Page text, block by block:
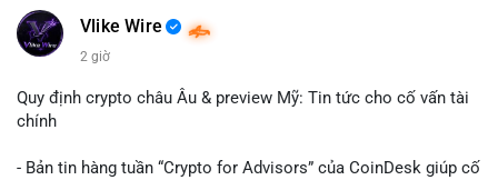
#vlikevn #titanbot
📰 Nguồn: Cointelegraph
Vlike Wire
2 giờ
Quy định crypto châu Âu & preview Mỹ: Tin tức cho cố vấn tài
chính
- Bản tin hàng tuần “Crypto for Advisors” của CoinDesk giúp cố